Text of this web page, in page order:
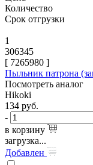
Количество
Срок отгрузки
1
306345
[ 7265980 ]
Пыльник патрона
Посмотреть аналог
Hikoki
134 руб.
-
в корзину
загрузка...
Добавлен